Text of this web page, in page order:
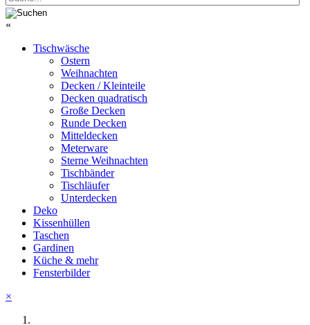
«
Tischwäsche
Ostern
Weihnachten
Decken / Kleinteile
Decken quadratisch
Große Decken
Runde Decken
Mitteldecken
Meterware
Sterne Weihnachten
Tischbänder
Tischläufer
Unterdecken
Deko
Kissenhüllen
Taschen
Gardinen
Küche & mehr
Fensterbilder
×